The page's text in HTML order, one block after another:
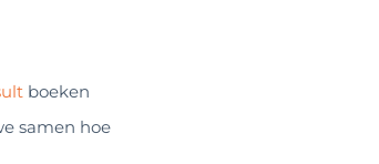
boeken
samen hoe